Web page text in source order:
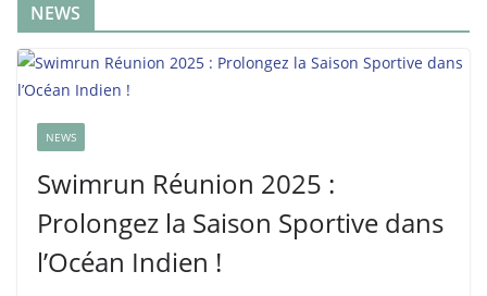
NEWS
NEWS
Swimrun Réunion 2025 :
Prolongez la Saison Sportive dans
l’Océan Indien !